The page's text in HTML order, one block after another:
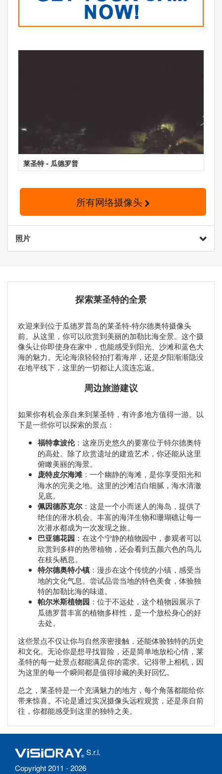
莱圣特 - 瓜德罗普
所有网络摄像头
照片
探索莱圣特的全景
欢迎来到位于瓜德罗普岛的莱圣特-特尔德奥特摄像头
前。从这里，你可以欣赏到美丽的加勒比海全景。这个摄
像头让你即使身在家中，也能感受到阳光、沙滩和蓝色大
海的魅力。无论海浪轻轻拍打着海岸，还是夕阳渐渐隐没
在地平线下，这里的一切都让人流连忘返。
周边旅游建议
如果你有机会亲自来到莱圣特，有许多地方值得一游。以
下是一些你可以探索的景点：
福特拿波伦：这座历史悠久的要塞位于特尔德奥特
的高处。除了欣赏遗址的建造艺术，你还能从这里
俯瞰美丽的海景。
庞特皮尔海滩 ：一个幽静的海滩，是你享受阳光和
海水的完美之地。这里的沙滩洁白细腻，海水清澈
见底。
佩因德苏克尔 ：这是一个小而迷人的海岛，提供了
绝佳的潜水机会。丰富的海洋生物和珊瑚礁让每一
次潜水都成为一次发现之旅。
巴亚德花园 ：在这个宁静的植物园中，参观者可以
欣赏到多样的热带植物，还会看到五颜六色的鸟儿
在枝头栖息。
特尔德奥特小镇 ：漫步在这个传统的小镇，感受当
地的文化气息。尝试品尝当地的特色美食，体验独
特的加勒比海的味道。
帕尔米斯植物园 ：位于不远处，这个植物园展示了
瓜德罗普丰富的植物多样性，是一个放松身心的好
去处。
这些景点不仅让你与自然亲密接触，还能体验独特的历史
和文化。无论你是想寻找冒险，还是简单地放松心情，莱
圣特的每一处景点都能满足你的需求。记得带上相机，因
为这里的每一个瞬间都是值得珍藏的美好回忆。
总之，莱圣特是一个充满魅力的地方，每个角落都能给你
带来惊喜。不论是通过实况摄像头远程观赏，还是亲自前
往，你都能感受到这里的独特之美。
S.r.l.
Copyright 2011 - 2026